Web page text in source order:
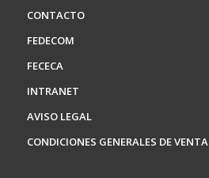
CONTACTO
FEDECOM
FECECA
INTRANET
AVISO LEGAL
CONDICIONES GENERALES DE VENTA